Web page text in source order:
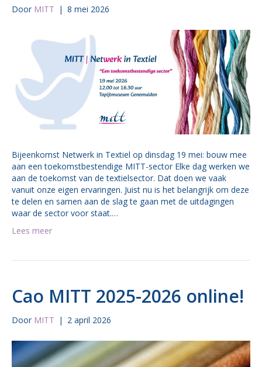
Door MITT | 8 mei 2026
Bijeenkomst Netwerk in Textiel op dinsdag 19 mei: bouw mee
aan een toekomstbestendige MITT-sector Elke dag werken we
aan de toekomst van de textielsector. Dat doen we vaak
vanuit onze eigen ervaringen. Juist nu is het belangrijk om deze
te delen en samen aan de slag te gaan met de uitdagingen
waar de sector voor staat.…
Lees meer
Cao MITT 2025-2026 online!
Door MITT | 2 april 2026